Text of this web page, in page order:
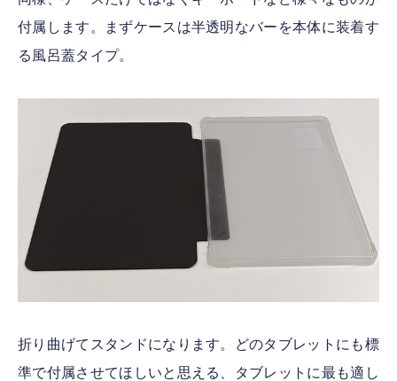
付属します。まずケースは半透明なバーを本体に装着す
る風呂蓋タイプ。
折り曲げてスタンドになります。どのタブレットにも標
準で付属させてほしいと思える、タブレットに最も適し